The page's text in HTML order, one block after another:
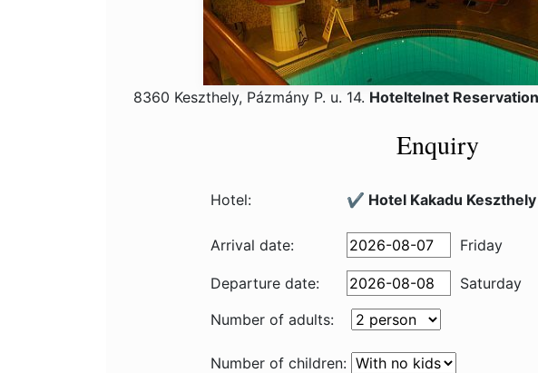
8360 Keszthely, Pázmány P. u. 14. Hoteltelnet
Enquiry
Hotel: ✔️ Hotel Kakadu
Arrival date: Friday
Departure date:
Saturday
Number of adults:
Number of children: